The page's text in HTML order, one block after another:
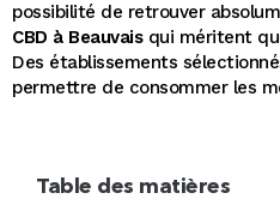
possibilité de retrouver
CBD à Beauvaisqui méritent
Des établissements
permettre de consommer les
Table des matières